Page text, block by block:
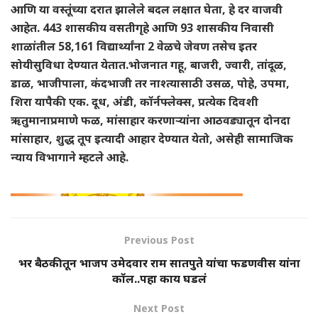
आणि या वस्तूंच्या दरात झालेले बदल लक्षात घेता, हे दर वाजवी
आहेत. 443 शासकीय वसतीगृहे आणि 93 शासकीय निवासी
शाळांतील 58,161 विद्यार्थ्यांना 2 वेळचे जेवण तसेच इतर
सोयीसुविधा देण्यात येतात.भोजनात गहू, बाजरी, ज्वारी, तांदूळ,
डाळ, भाजीपाला, कंदभाजी तर नाश्त्यासाठी उसळ, पोहे, उपमा,
शिरा यापैकी एक. दूध, अंडी, कॉर्नफ्लेक्स, प्रत्येक दिवशी
ऋतुमानाप्रमाणे फळ, मांसाहार करणाऱ्यांना आठवड्यातून दोनदा
मांसाहार, शुद्ध तूप इत्यादी आहार देण्यात येतो, असेही सामाजिक
न्याय विभागाने म्हटले आहे.
Previous Post
भर बैठकीतून भाजप उमेदवार राम सातपुते यांचा फडणवीस यांना
कॉल..पहा काय घडलं
Next Post